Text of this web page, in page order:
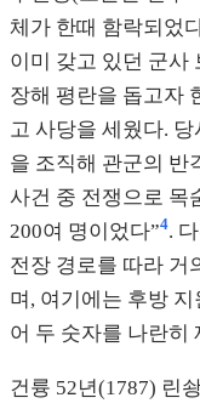
체가 한때 함락되었
이미 갖고 있던 군사
장해 평란을 돕고자
고 사당을 세웠다.
을 조직해 관군의 반
사건 중 전쟁으로 목
200여 명이었다”4.
전장 경로를 따라 거
며, 여기에는 후방
어 두 숫자를 나란히
건륭 52년(1787) 린